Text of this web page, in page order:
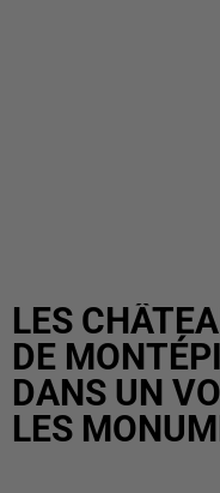
LES
DE
DANS UN
LES